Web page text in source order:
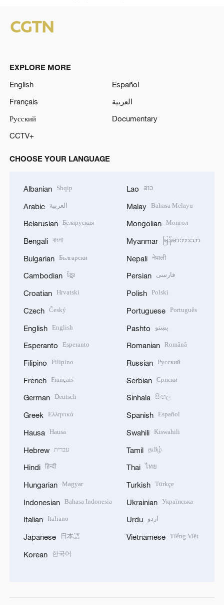
EXPLORE MORE
English
Español
Français
العربية
Русский
Documentary
CCTV+
CHOOSE YOUR LANGUAGE
Albanian Shqip
Arabic العربية
Belarusian Беларуская
Bengali বাংলা
Bulgarian Български
Cambodian ខ្មែរ
Croatian Hrvatski
Czech Český
English English
Esperanto Esperanto
Filipino Filipino
French Français
German Deutsch
Greek Ελληνικά
Hausa Hausa
Hebrew עברית
Hindi हिन्दी
Hungarian Magyar
Indonesian Bahasa Indonesia
Italian Italiano
Japanese 日本語
Korean 한국어
Lao ລາວ
Malay Bahasa Melayu
Mongolian Монгол
Myanmar မြန်မာဘာသာ
Nepali नेपाली
Persian فارسی
Polish Polski
Portuguese Português
Pashto پښتو
Romanian Română
Russian Русский
Serbian Српски
Sinhala සිංහල
Spanish Español
Swahili Kiswahili
Tamil தமிழ்
Thai ไทย
Turkish Türkçe
Ukrainian Українська
Urdu اردو
Vietnamese Tiếng Việt